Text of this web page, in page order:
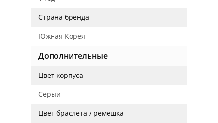
Страна бренда
Южная Корея
Дополнительные
Цвет корпуса
Серый
Цвет браслета / ремешка